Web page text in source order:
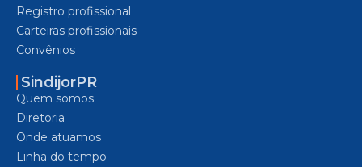
Registro profissional
Carteiras profissionais
Convênios
SindijorPR
Quem somos
Diretoria
Onde atuamos
Linha do tempo